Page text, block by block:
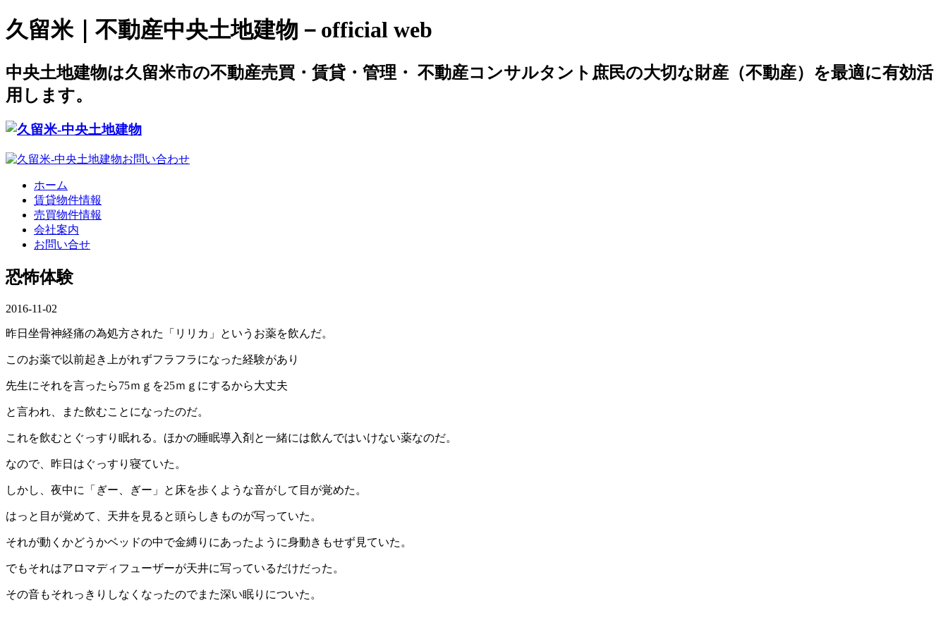
久留米｜不動産中央土地建物－official web
中央土地建物は久留米市の不動産売買・賃貸・管理・ 不動産コンサルタント庶民の大切な財産（不動産）を最適に有効活
用します。
ホーム
賃貸物件情報
売買物件情報
会社案内
お問い合せ
恐怖体験
2016-11-02
昨日坐骨神経痛の為処方された「リリカ」というお薬を飲んだ。
このお薬で以前起き上がれずフラフラになった経験があり
先生にそれを言ったら75ｍｇを25ｍｇにするから大丈夫
と言われ、また飲むことになったのだ。
これを飲むとぐっすり眠れる。ほかの睡眠導入剤と一緒には飲んではいけない薬なのだ。
なので、昨日はぐっすり寝ていた。
しかし、夜中に「ぎー、ぎー」と床を歩くような音がして目が覚めた。
はっと目が覚めて、天井を見ると頭らしきものが写っていた。
それが動くかどうかベッドの中で金縛りにあったように身動きもせず見ていた。
でもそれはアロマディフューザーが天井に写っているだけだった。
その音もそれっきりしなくなったのでまた深い眠りについた。